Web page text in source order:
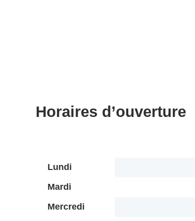
Horaires d’ouverture
Lundi
Mardi
Mercredi